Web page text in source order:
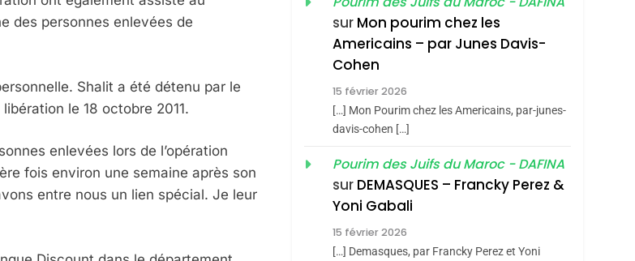
des personnes enlevées de
Shalit a été détenu par le
le 18 octobre 2011.
enlevées lors de l’opération
fois environ une semaine après son
entre nous un lien spécial. Je leur
Consacrés Produits
Du Terroir
DAFINA MAROC
Oeil Ravageur –
2
Dis Guerre»: La
Nouvelle Chanson De
Boy George
ISRAÉL JUDAISME
sur Mon pourim chez les
Americains – par Junes Davis-
Cohen
15 février 2026
[…] Mon Pourim chez les Americains, par-junes-
davis-cohen […]
Pourim des Juifs du Maroc - DAFINA
sur DEMASQUES – Francky Perez &
Yoni Gabali
15 février 2026
[…] Demasques, par Francky Perez et Yoni
Le Rapport D’ADL Contre L’antisémitisme